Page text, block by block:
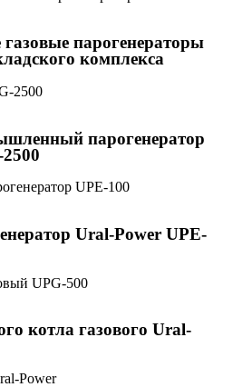
парогенераторы
комплекса
парогенератор
Ural-Power UPE-
котла газового Ural-